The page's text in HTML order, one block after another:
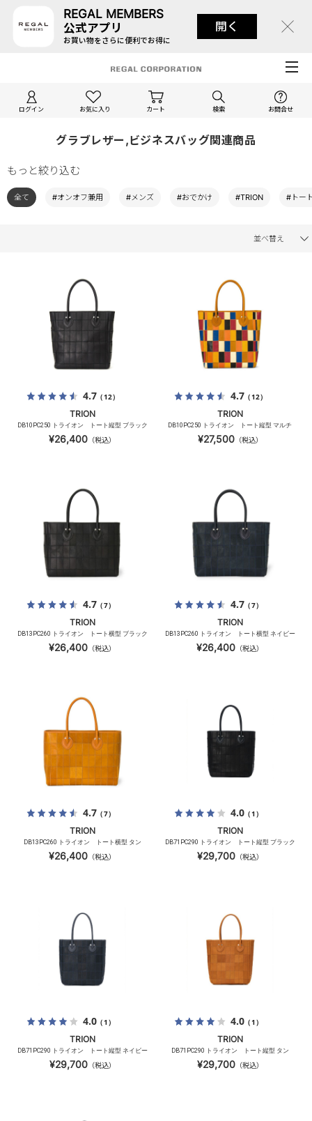
REGAL MEMBERS
公式アプリ
お買い物をさらに便利でお得に
開く
ログイン お気に入り カート 検索 お問合せ
グラブレザー,ビジネスバッグ関連商品
もっと絞り込む
全て #オンオフ兼用 #メンズ #おでかけ #TRION #トー
並べ替え
4.7（12）
TRION
DB10PC250 トライオン トート縦型 ブラック
¥26,400 （税込）
4.7（12）
TRION
DB10PC250 トライオン トート縦型 マルチ
¥27,500（税込）
4.7（7）
TRION
DB13PC260 トライオン トート横型 ブラック
¥26,400 （税込）
4.7（7）
TRION
DB13PC260 トライオン トート横型 ネイビー
¥26,400 （税込）
4.7（7）
TRION
DB13PC260 トライオン トート横型 タン
¥26,400 （税込）
4.0（1）
TRION
DB71PC290 トライオン トート縦型 ブラック
¥29,700（税込）
4.0（1）
TRION
DB71PC290 トライオン トート縦型 ネイビー
¥29,700（税込）
4.0（1）
TRION
DB71PC290 トライオン トート縦型 タン
¥29,700（税込）